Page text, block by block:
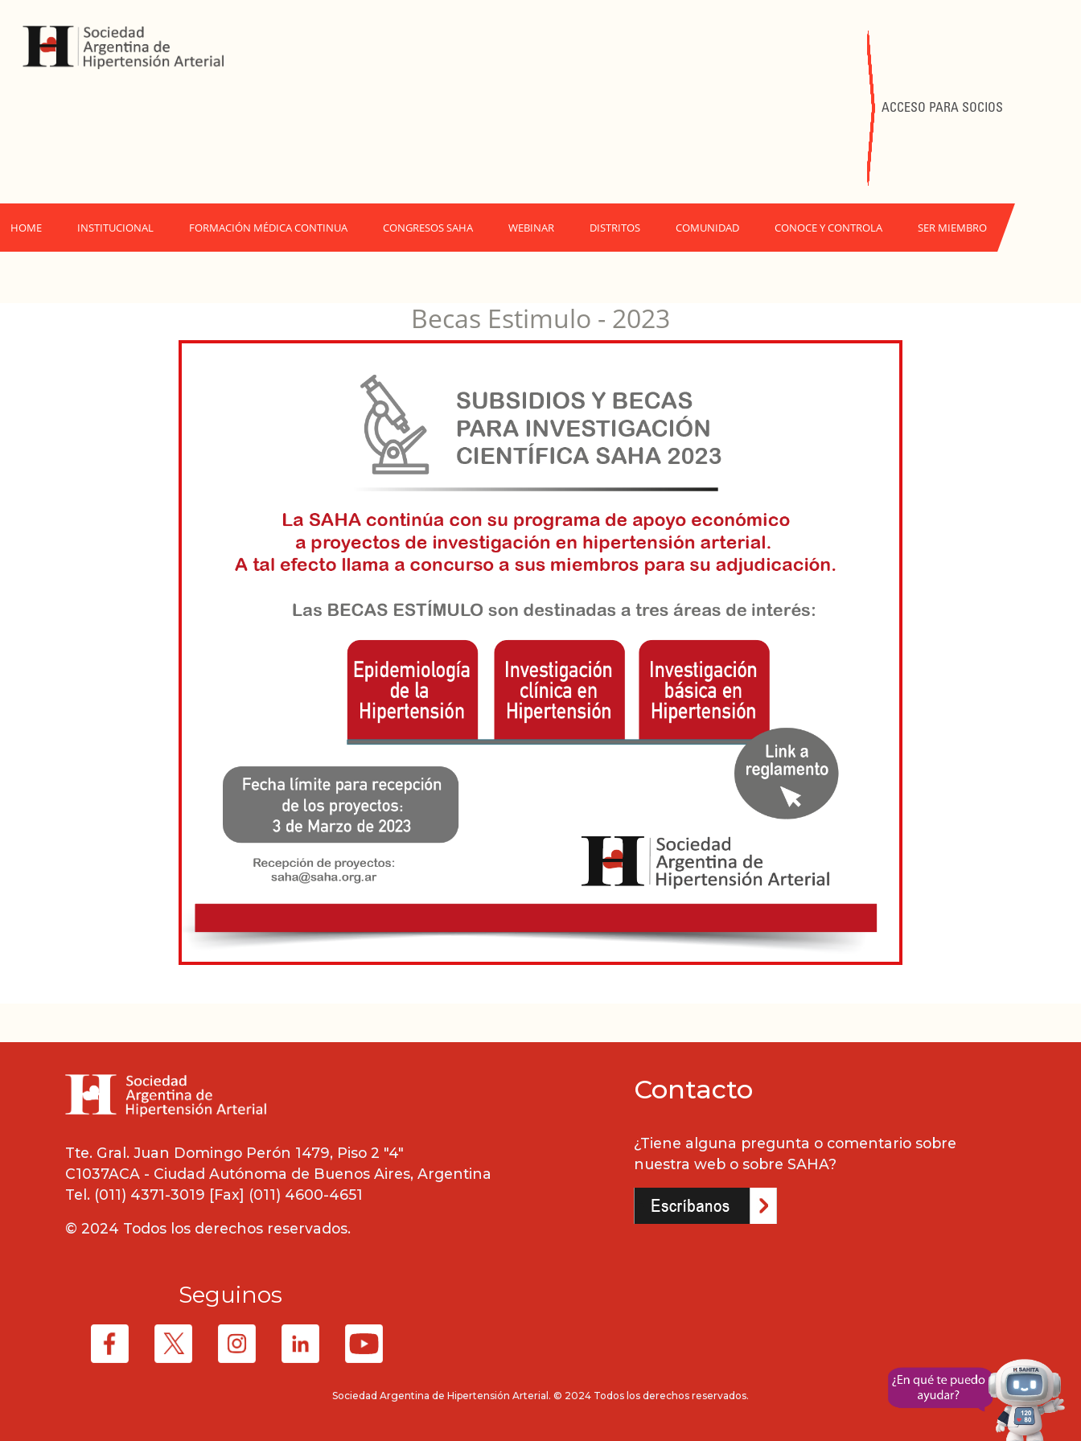
ACCESO PARA SOCIOS
HOME INSTITUCIONAL FORMACIÓN MÉDICA CONTINUA CONGRESOS SAHA WEBINAR DISTRITOS COMUNIDAD CONOCE Y CONTROLA SER MIEMBRO
Becas Estimulo - 2023
Tte. Gral. Juan Domingo Perón 1479, Piso 2 "4"
C1037ACA - Ciudad Autónoma de Buenos Aires, Argentina
Tel. (011) 4371-3019 [Fax] (011) 4600-4651
© 2024 Todos los derechos reservados.
Seguinos
Contacto
¿Tiene alguna pregunta o comentario sobre
nuestra web o sobre SAHA?
Sociedad Argentina de Hipertensión Arterial. © 2024 Todos los derechos reservados.